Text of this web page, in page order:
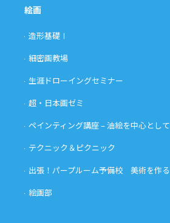
絵画
造形基礎Ⅰ
細密画教場
生涯ドローイングセミナー
超・日本画ゼミ
ペインティング講座 – 油絵を中心として
テクニック＆ピクニック
出張！パープルーム予備校 美術を作る
絵画部